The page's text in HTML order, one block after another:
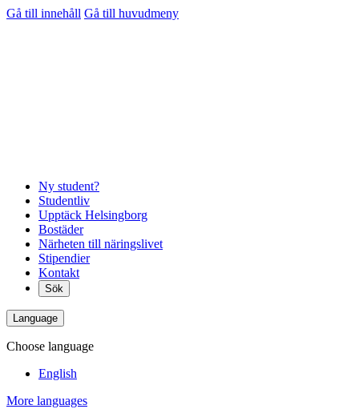
Gå till innehåll Gå till huvudmeny
Ny student?
Studentliv
Upptäck Helsingborg
Bostäder
Närheten till näringslivet
Stipendier
Kontakt
Sök
Language
Choose language
English
More languages